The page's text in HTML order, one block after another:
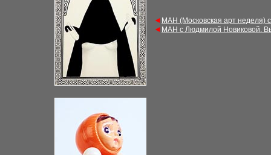
◄ МАН (Московская арт неделя)
◄ МАН с Людмилой Новиковой.